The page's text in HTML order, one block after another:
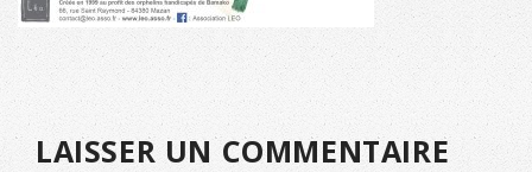
LAISSER UN COMMENTAIRE